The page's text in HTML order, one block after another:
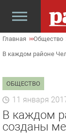
Главная Общество
В каждом районе
ОБЩЕСТВО
11 января
В каждом
созданы